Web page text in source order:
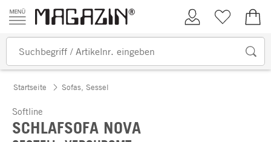
Zum Inhalt springen
Kundenkonto
Merkliste
Startseite Sofas, Sessel
Softline
SCHLAFSOFA NOVA